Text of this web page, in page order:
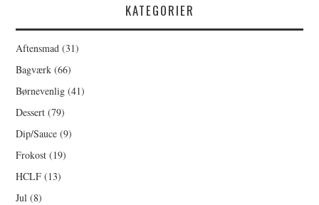
KATEGORIER
Aftensmad (31)
Bagværk (66)
Børnevenlig (41)
Dessert (79)
Dip/Sauce (9)
Frokost (19)
HCLF (13)
Jul (8)